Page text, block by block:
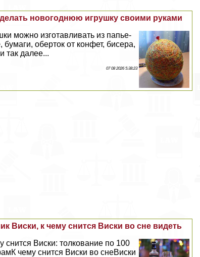
новогоднюю игрушку своими руками
можно изготавливать из папье-
оберток от конфет, бисера,
так далее...
07 08 2026 5:38:23
Виски, к чему снится Виски во сне видеть
снится Виски: толкование по 100
чему снится Виски во снеВиски